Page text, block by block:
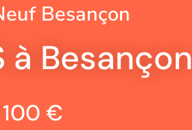
Besançon
à Besançon
€